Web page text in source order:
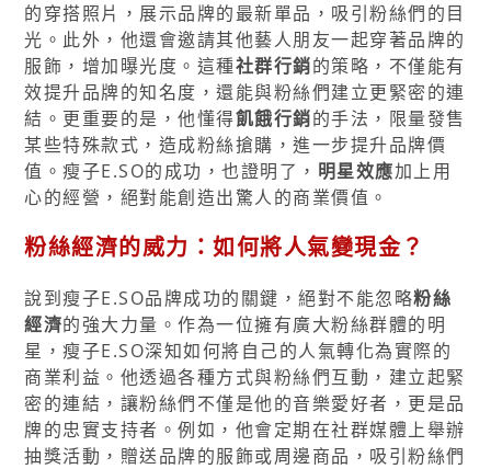
的穿搭照片，展示品牌的最新單品，吸引粉絲們的目
光。此外，他還會邀請其他藝人朋友一起穿著品牌的
服飾，增加曝光度。這種社群行銷的策略，不僅能有
效提升品牌的知名度，還能與粉絲們建立更緊密的連
結。更重要的是，他懂得飢餓行銷的手法，限量發售
某些特殊款式，造成粉絲搶購，進一步提升品牌價
值。瘦子E.SO的成功，也證明了， 明星效應加上用
心的經營，絕對能創造出驚人的商業價值。
粉絲經濟的威力：如何將人氣變現金？
說到瘦子E.SO品牌成功的關鍵，絕對不能忽略粉絲
經濟的強大力量。作為一位擁有廣大粉絲群體的明
星，瘦子E.SO深知如何將自己的人氣轉化為實際的
商業利益。他透過各種方式與粉絲們互動，建立起緊
密的連結，讓粉絲們不僅是他的音樂愛好者，更是品
牌的忠實支持者。例如，他會定期在社群媒體上舉辦
抽獎活動，贈送品牌的服飾或周邊商品，吸引粉絲們